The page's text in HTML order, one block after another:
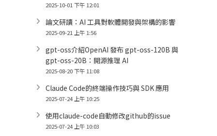
2025-10-01 下午 12:01
論文研讀：AI 工具對軟體開發與架構的影響
2025-09-21 上午 1:56
gpt-oss介紹OpenAI 發布 gpt-oss-120B 與
gpt-oss-20B：開源推理 AI
2025-08-20 下午 11:08
Claude Code的終端操作技巧與 SDK 應用
2025-07-24 上午 10:25
使用claude-code自動修改github的issue
2025-07-24 上午 10:03